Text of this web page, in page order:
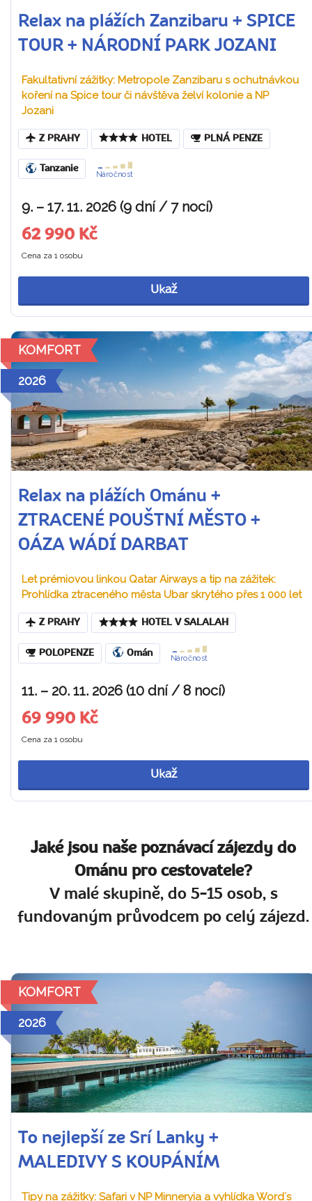
Relax na plážích Zanzibaru + SPICE
TOUR + NÁRODNÍ PARK JOZANI
Fakultativní zážitky: Metropole Zanzibaru s ochutnávkou
koření na Spice tour či návštěva želví kolonie a NP
Jozani
Z PRAHY HOTEL PLNÁ PENZE
Tanzanie
Náročnost
9. – 17. 11. 2026 (9 dní / 7 nocí)
62 990 Kč
Cena za 1 osobu
Ukaž
KOMFORT
2026
Relax na plážích Ománu +
ZTRACENÉ POUŠTNÍ MĚSTO +
OÁZA WÁDÍ DARBAT
Let prémiovou linkou Qatar Airways a tip na zážitek:
Prohlídka ztraceného města Ubar skrytého přes 1 000 let
Z PRAHY HOTEL V SALALAH
POLOPENZE Omán
Náročnost
11. – 20. 11. 2026 (10 dní / 8 nocí)
69 990 Kč
Cena za 1 osobu
Ukaž
Jaké jsou naše poznávací zájezdy do
Ománu pro cestovatele?
V malé skupině, do 5-15 osob, s
fundovaným průvodcem po celý zájezd.
KOMFORT
2026
To nejlepší ze Srí Lanky +
MALEDIVY S KOUPÁNÍM
Tipy na zážitky: Safari v NP Minneryia a vyhlídka Word´s